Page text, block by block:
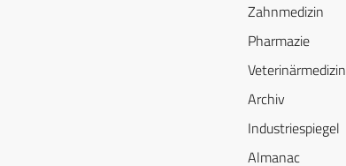
Zahnmedizin
Pharmazie
Veterinärmedizin
Archiv
Industriespiegel
Almanac